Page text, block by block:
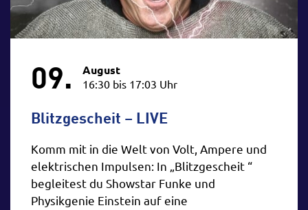
09. August
16:30 bis 17:03 Uhr
Blitzgescheit – LIVE
Komm mit in die Welt von Volt, Ampere und
elektrischen Impulsen: In „Blitzgescheit “
begleitest du Showstar Funke und
Physikgenie Einstein auf eine